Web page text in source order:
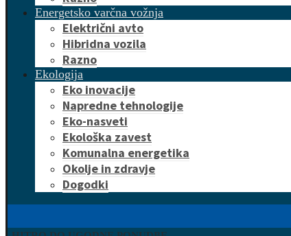
Energetsko varčna vožnja
Električni avto
Hibridna vozila
Razno
Ekologija
Eko inovacije
Napredne tehnologije
Eko-nasveti
Ekološka zavest
Komunalna energetika
Okolje in zdravje
Dogodki